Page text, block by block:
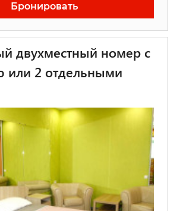
Бронировать
двухместный номер с
или 2 отдельными